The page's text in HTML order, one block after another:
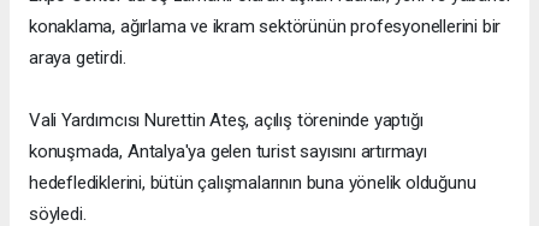
konaklama, ağırlama ve ikram sektörünün profesyonellerini bir
araya getirdi.
Vali Yardımcısı Nurettin Ateş, açılış töreninde yaptığı
konuşmada, Antalya'ya gelen turist sayısını artırmayı
hedeflediklerini, bütün çalışmalarının buna yönelik olduğunu
söyledi.